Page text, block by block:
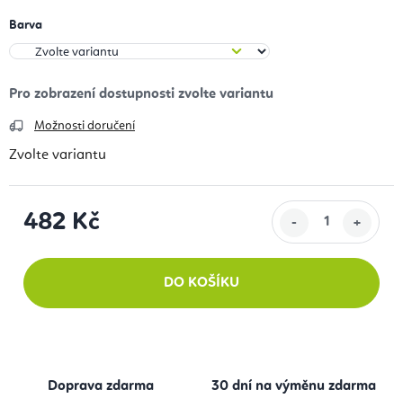
Barva
Možnosti doručení
Zvolte variantu
482 Kč
DO KOŠÍKU
Doprava zdarma 30 dní na výměnu zdarma